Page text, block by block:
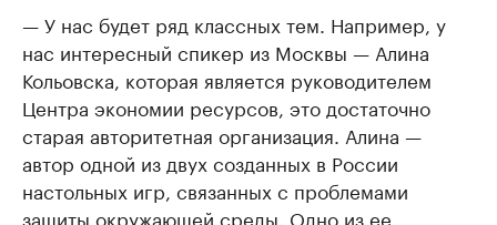
— У нас будет ряд классных тем. Например, у
нас интересный спикер из Москвы — Алина
Кольовска, которая является руководителем
Центра экономии ресурсов, это достаточно
старая авторитетная организация. Алина —
автор одной из двух созданных в России
настольных игр, связанных с проблемами
защиты окружающей среды. Одно из ее